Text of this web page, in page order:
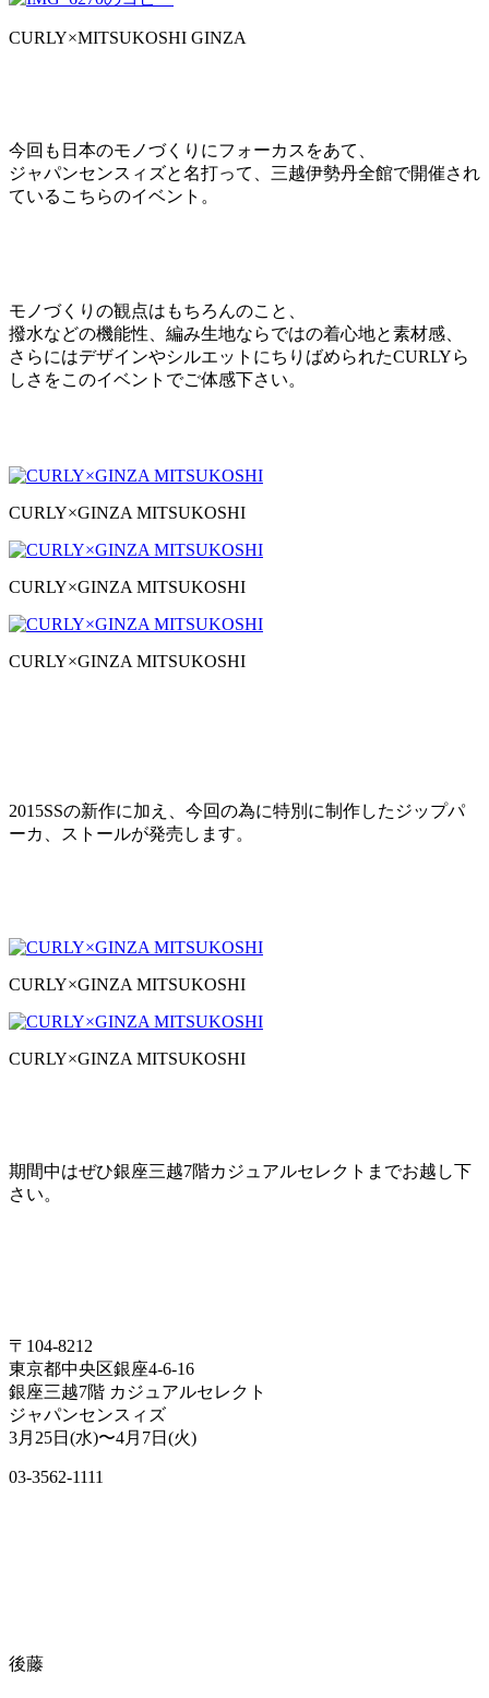
CURLY×MITSUKOSHI GINZA
今回も日本のモノづくりにフォーカスをあて、
ジャパンセンスィズと名打って、三越伊勢丹全館で開催され
ているこちらのイベント。
モノづくりの観点はもちろんのこと、
撥水などの機能性、編み生地ならではの着心地と素材感、
さらにはデザインやシルエットにちりばめられたCURLYら
しさをこのイベントでご体感下さい。
CURLY×GINZA MITSUKOSHI
CURLY×GINZA MITSUKOSHI
CURLY×GINZA MITSUKOSHI
2015SSの新作に加え、今回の為に特別に制作したジップパ
ーカ、ストールが発売します。
CURLY×GINZA MITSUKOSHI
CURLY×GINZA MITSUKOSHI
期間中はぜひ銀座三越7階カジュアルセレクトまでお越し下
さい。
〒104-8212
東京都中央区銀座4-6-16
銀座三越7階 カジュアルセレクト
ジャパンセンスィズ
3月25日(水)〜4月7日(火)
03-3562-1111
後藤